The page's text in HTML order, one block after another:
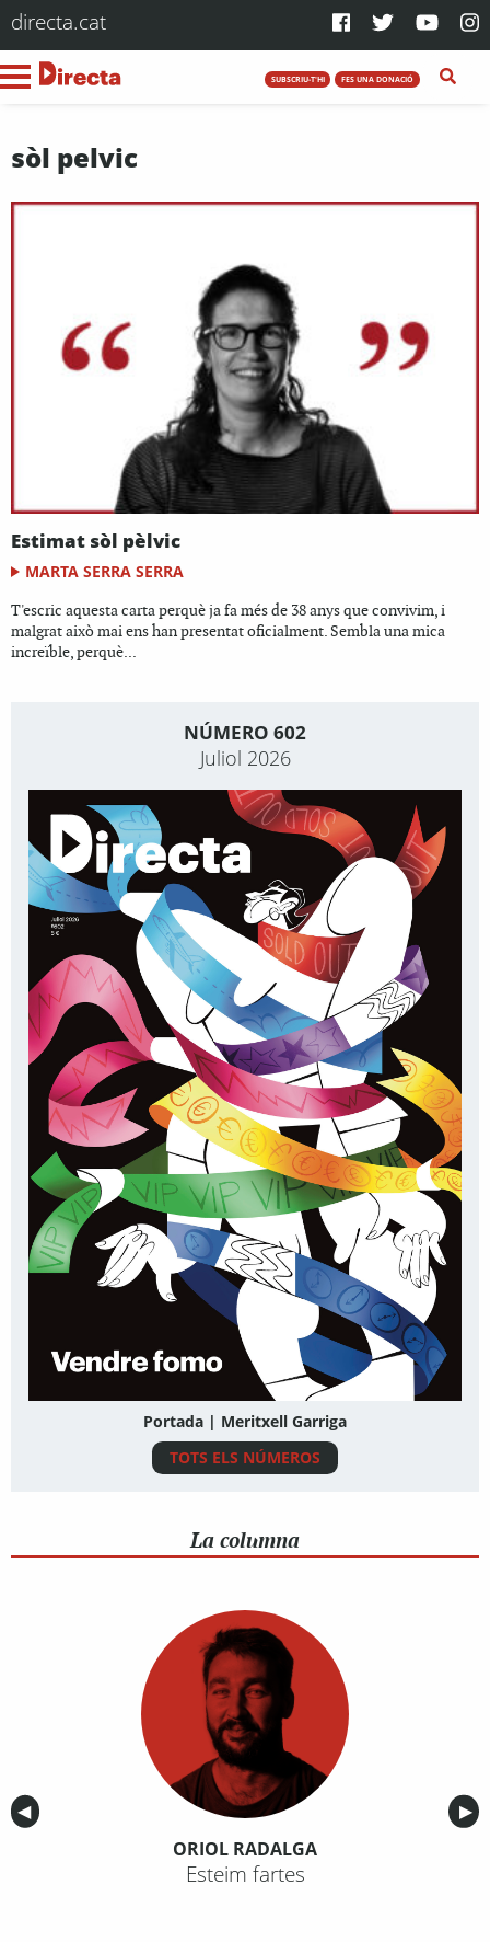
directa.cat
SUBSCRIU-T'HI FES UNA DONACIÓ
sòl pelvic
Estimat sòl pèlvic
MARTA SERRA SERRA
T'escric aquesta carta perquè ja fa més de 38 anys que convivim, i
malgrat això mai ens han presentat oficialment. Sembla una mica
increïble, perquè...
NÚMERO 602
Juliol 2026
Portada | Meritxell Garriga
TOTS ELS NÚMEROS
La columna
Anterior
◀︎ ▶︎
ORIOL RADALGA
Esteim fartes